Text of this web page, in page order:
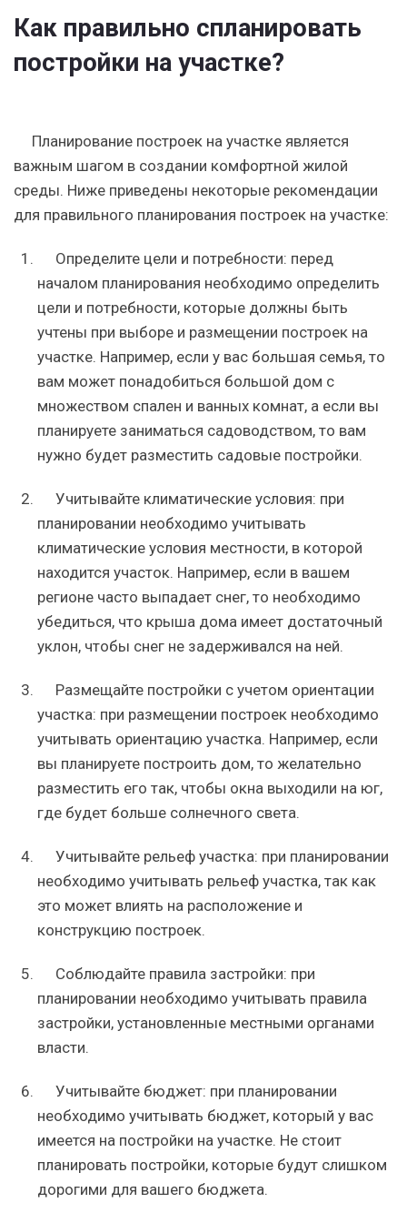
Как правильно спланировать
постройки на участке?
Планирование построек на участке является
важным шагом в создании комфортной жилой
среды. Ниже приведены некоторые рекомендации
для правильного планирования построек на участке:
Определите цели и потребности: перед
началом планирования необходимо определить
цели и потребности, которые должны быть
учтены при выборе и размещении построек на
участке. Например, если у вас большая семья, то
вам может понадобиться большой дом с
множеством спален и ванных комнат, а если вы
планируете заниматься садоводством, то вам
нужно будет разместить садовые постройки.
Учитывайте климатические условия: при
планировании необходимо учитывать
климатические условия местности, в которой
находится участок. Например, если в вашем
регионе часто выпадает снег, то необходимо
убедиться, что крыша дома имеет достаточный
уклон, чтобы снег не задерживался на ней.
Размещайте постройки с учетом ориентации
участка: при размещении построек необходимо
учитывать ориентацию участка. Например, если
вы планируете построить дом, то желательно
разместить его так, чтобы окна выходили на юг,
где будет больше солнечного света.
Учитывайте рельеф участка: при планировании
необходимо учитывать рельеф участка, так как
это может влиять на расположение и
конструкцию построек.
Соблюдайте правила застройки: при
планировании необходимо учитывать правила
застройки, установленные местными органами
власти.
Учитывайте бюджет: при планировании
необходимо учитывать бюджет, который у вас
имеется на постройки на участке. Не стоит
планировать постройки, которые будут слишком
дорогими для вашего бюджета.